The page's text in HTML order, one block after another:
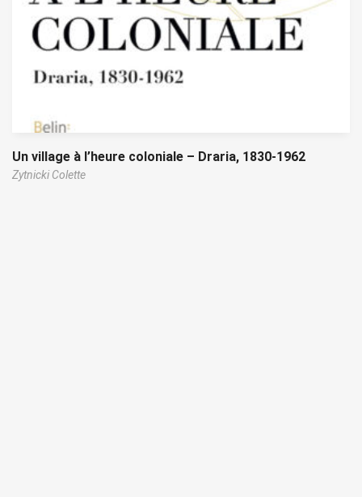
Un village à l’heure coloniale – Draria, 1830-1962
Zytnicki Colette